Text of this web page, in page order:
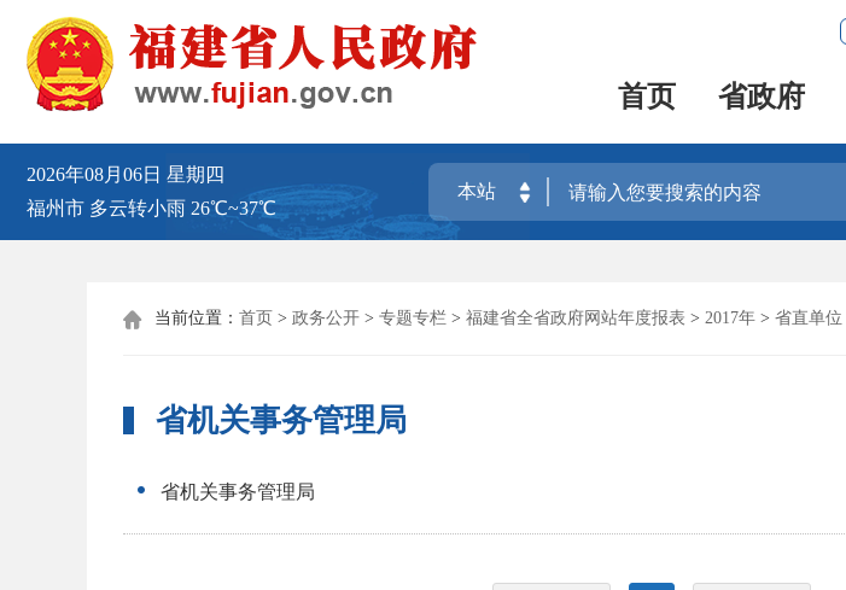
首页 省政府
2026年08月06日 星期四
福州市 多云转小雨 26℃~37℃
 当前位置： 首页 > 政务公开 > 专题专栏 > 福建省全省政府网站年度报表 > 2017年 > 省直单位
省机关事务管理局
省机关事务管理局